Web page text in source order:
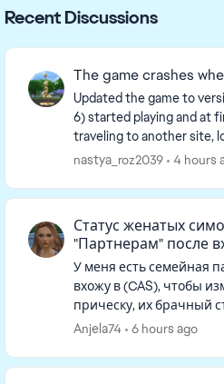
Recent Discussions
The game crashes
Updated the game to
6) started playing and at
traveling to another site,
everything was fine,
nastya_roz2039 4 hours
Статус женатых
"Партнерам" после
У меня есть семейная
вхожу в (CAS), чтобы
прическу, их брачный
удаляется. Когда я
Anjela74 6 hours ago